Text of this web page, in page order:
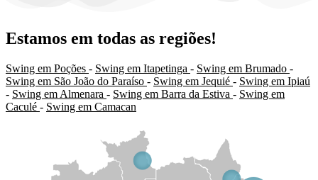
Estamos em todas as regiões!
Swing em Poções - Swing em Itapetinga - Swing em Brumado -
Swing em São João do Paraíso - Swing em Jequié - Swing em Ipiaú
- Swing em Almenara - Swing em Barra da Estiva - Swing em
Caculé - Swing em Camacan